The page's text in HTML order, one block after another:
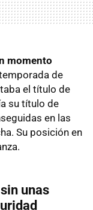
momento
de
el título de
su título de
en las
Su posición en
unas